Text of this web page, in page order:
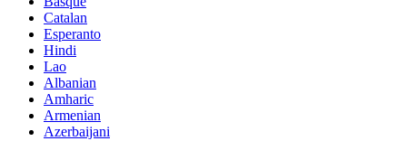
Catalan
Esperanto
Hindi
Lao
Albanian
Amharic
Armenian
Azerbaijani